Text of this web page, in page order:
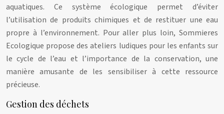
aquatiques. Ce système écologique permet d’éviter
l’utilisation de produits chimiques et de restituer une eau
propre à l’environnement. Pour aller plus loin, Sommieres
Ecologique propose des ateliers ludiques pour les enfants sur
le cycle de l’eau et l’importance de la conservation, une
manière amusante de les sensibiliser à cette ressource
précieuse.
Gestion des déchets